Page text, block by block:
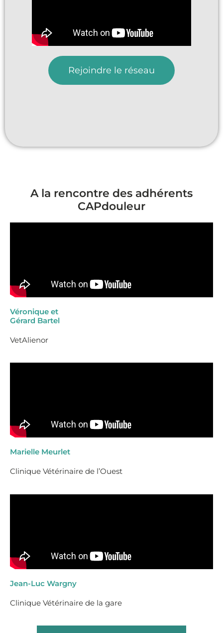
Rejoindre le réseau
A la rencontre des adhérents
CAPdouleur
Véronique et
Gérard Bartel
VetAlienor
Marielle Meurlet
Clinique Vétérinaire de l’Ouest
Jean-Luc Wargny
Clinique Vétérinaire de la gare